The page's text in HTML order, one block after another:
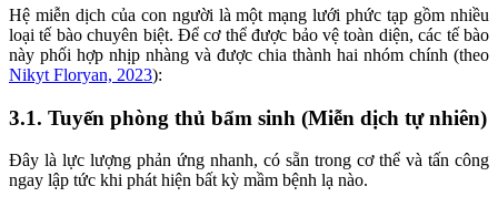
Hệ miễn dịch của con người là một mạng lưới phức tạp gồm nhiều
loại tế bào chuyên biệt. Để cơ thể được bảo vệ toàn diện, các tế bào
này phối hợp nhịp nhàng và được chia thành hai nhóm chính (theo
Nikyt Floryan, 2023):
3.1. Tuyến phòng thủ bẩm sinh (Miễn dịch tự nhiên)
Đây là lực lượng phản ứng nhanh, có sẵn trong cơ thể và tấn công
ngay lập tức khi phát hiện bất kỳ mầm bệnh lạ nào.